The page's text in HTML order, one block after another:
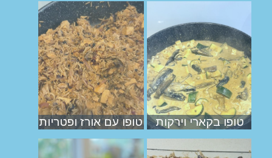
טופו בקארי וירקות טופו עם אורז ופטריות